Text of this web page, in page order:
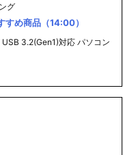
グ
すめ商品（14:00）
3.2(Gen1)対応 パソコン